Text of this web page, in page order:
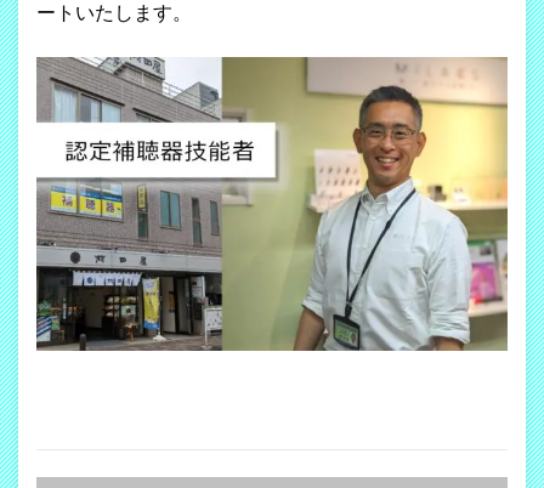
ートいたします。